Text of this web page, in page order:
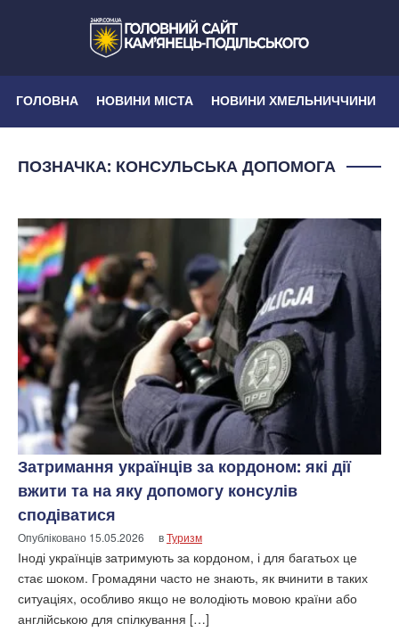
ГОЛОВНА НОВИНИ МІСТА НОВИНИ ХМЕЛЬНИЧЧИНИ
ПОЗНАЧКА: КОНСУЛЬСЬКА ДОПОМОГА
Затримання українців за кордоном: які дії
вжити та на яку допомогу консулів
сподіватися
Опубліковано 15.05.2026 вТуризм
Іноді українців затримують за кордоном, і для багатьох це
стає шоком. Громадяни часто не знають, як вчинити в таких
ситуаціях, особливо якщо не володіють мовою країни або
англійською для спілкування […]